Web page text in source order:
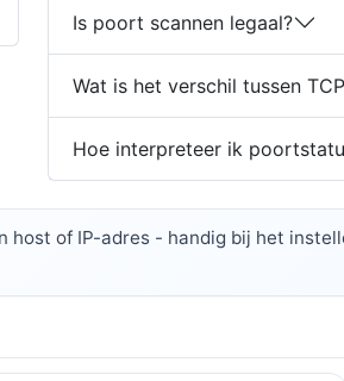
Is poort scannen legaal?
Wat is het verschil tussen
Hoe interpreteer ik
of IP-adres - handig bij het